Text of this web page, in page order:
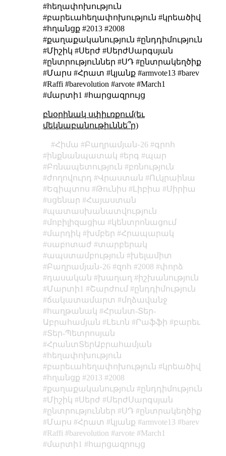
#հեղափոխություն
#բարեւահեղափոխություն #կրեածիվ
#հղանցք #2013 #2008
#քաղաքականություն #ընդդիմություն
#Միշիկ #Սերժ #ՍերժՍարգսյան
#ընտրություններ #ՍԴ #ընտրակեղծիք
#Մարս #Հրատ #կյանք #armvote13 #barev
#Raffi #barevolution #arvote #March1
#մարտի1 #հարցազրույց
բնօրինակ սփիւռքում(եւ
մեկնաբանութիւննե՞ր)
Հիմա Բաղրամյան֊26
գրոհ
ինքնանպատակ
երգ
պար
Բռնապետություն
բռնություն
ժողովուրդ
Վրաստան
Ուկրաինա
Եգիպտոս
Թունիս Լիբիա
Սիրիա
սցենար
Հայաստան
պատասխանատվություն
մոբիլիզացիա
կենտրոնացում
մարդիկ
խմբեր
Հրապարակ
սաբոտաժ
տարբերակ
ապստամբություն
խելամիտ
Բաղրամյան֊26
զոհ 2008
փորձ
դասական
խաղաղ
իշխանություն
Մարտի1
Շարժում
ընդդիմություն
ճակատամարտ
մղձավանջ
հաղթանակ
Հրանտ-Տեր-
Աբրահամյան
Լեւոն Րաֆֆի
բարեւ
Տեր-Պետրոսյան
ՀրանտՏերԱբրահամյան
հեղափոխություն
բարեւահեղափոխություն
կրեածիվ
հղանցք
2013
2008
քաղաքականություն
ընդդիմություն
Միշիկ
Սերժ
ՍերժՍարգսյան
ընտրություններ
ՍԴ
ընտրակեղծիք
Մարս
Հրատ կյանք armvote13
barev
Raffi
barevolution arvote
March1
մարտի1
հարցազրույց